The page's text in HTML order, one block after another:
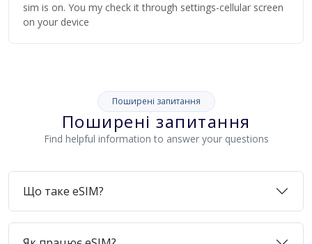
sim is on. You my check it through settings-cellular screen
on your device
Поширені запитання
Поширені запитання
Find helpful information to answer your questions
Що таке eSIM?